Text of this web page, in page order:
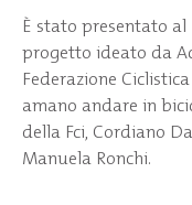
È stato presentato
progetto ideato da
Federazione
amano andare in
della Fci, Cordiano
Manuela Ronchi.